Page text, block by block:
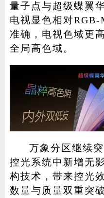
量子点与超级蝶翼
电视显色相对
准确，电视色域更
全局高色域。
万象分区继续
控光系统中新增无
构技术，带来控光
数量与质量双重突